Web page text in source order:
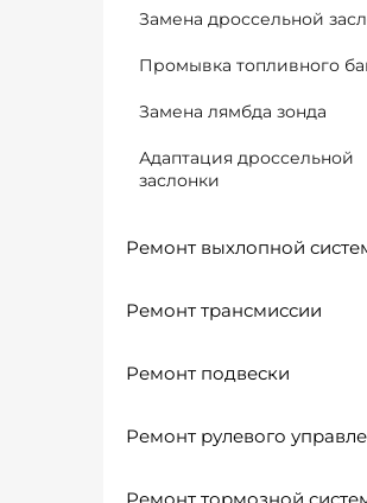
Замена дроссельной
Промывка топливного
Замена лямбда зонда
Адаптация дроссельной
заслонки
Ремонт выхлопной
Ремонт трансмиссии
Ремонт подвески
Ремонт рулевого